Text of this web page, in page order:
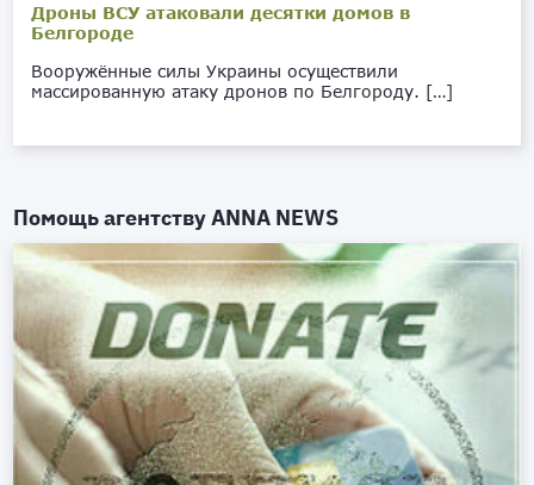
Дроны ВСУ атаковали десятки домов в
Белгороде
Вооружённые силы Украины осуществили
массированную атаку дронов по Белгороду. […]
Помощь агентствуANNA NEWS